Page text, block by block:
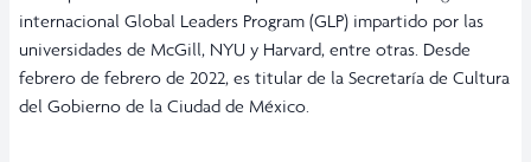
internacional Global Leaders Program (GLP) impartido por las
universidades de McGill, NYU y Harvard, entre otras. Desde
febrero de febrero de 2022, es titular de la Secretaría de Cultura
del Gobierno de la Ciudad de México.